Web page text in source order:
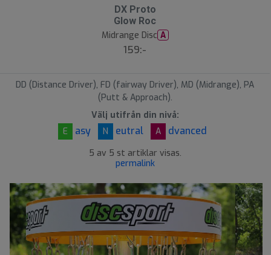
DX Proto
Glow Roc
Midrange Disc A
159:-
DD (Distance Driver), FD (fairway Driver), MD (Midrange), PA
(Putt & Approach).
Välj utifrån din nivå:
E
asy N eutral A dvanced
5 av 5 st artiklar visas.
permalink